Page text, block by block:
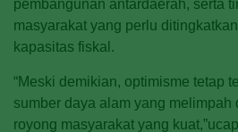
pembangunan antardaerah, serta
masyarakat yang perlu
kapasitas fiskal.
“Meski demikian, optimisme tetap
sumber daya alam yang melimpah
royong masyarakat yang